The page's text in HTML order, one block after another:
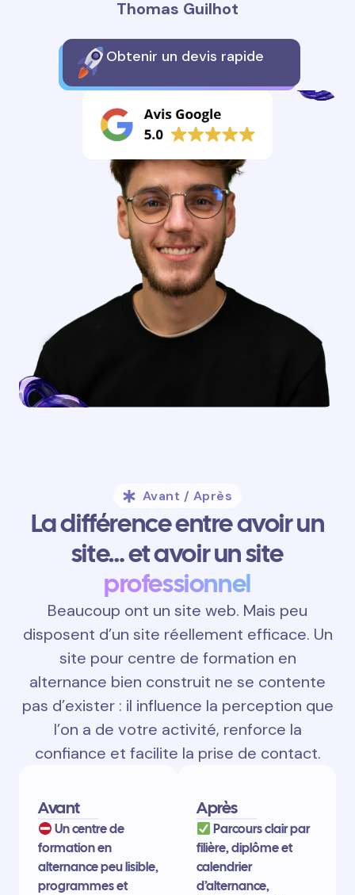
Thomas Guilhot
Obtenir un devis rapide
Avant / Après
La différence entre avoir un
site… et avoir un site
professionnel
Beaucoup ont un site web. Mais peu
disposent d’un site réellement efficace. Un
site pour centre de formation en
alternance bien construit ne se contente
pas d’exister : il influence la perception que
l’on a de votre activité, renforce la
confiance et facilite la prise de contact.
Avant
Un centre de
formation en
alternance peu lisible,
programmes et
Après
Parcours clair par
filière, diplôme et
calendrier
d’alternance,